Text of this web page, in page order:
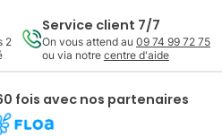
2
Service client 7/7
On vous attend au 09 74 99 72 75
ou via notre centre d'aide
fois avec nos partenaires